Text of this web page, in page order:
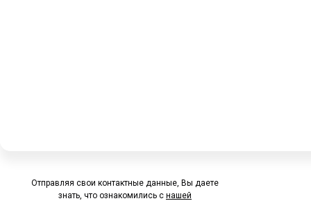
Отправляя свои контактные данные, Вы даете
знать, что ознакомились с нашей